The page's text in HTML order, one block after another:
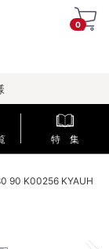
0
特 集
90 K00256 KYAUH